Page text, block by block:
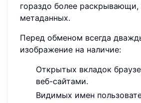
гораздо более
метаданных.
Перед обменом всегда
изображение на наличие:
Открытых вкладок
веб-сайтами.
Видимых имен